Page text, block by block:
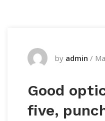
by admin /
Good
five,